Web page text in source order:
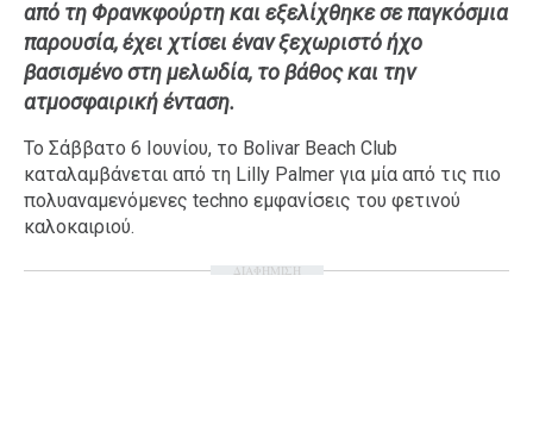
από τη Φρανκφούρτη και εξελίχθηκε σε παγκόσμια
παρουσία, έχει χτίσει έναν ξεχωριστό ήχο
βασισμένο στη μελωδία, το βάθος και την
ατμοσφαιρική ένταση.
Το Σάββατο 6 Ιουνίου, το Bolivar Beach Club
καταλαμβάνεται από τη Lilly Palmer για μία από τις πιο
πολυαναμενόμενες techno εμφανίσεις του φετινού
καλοκαιριού.
ΔΙΑΦΗΜΙΣΗ